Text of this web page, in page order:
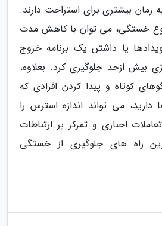
زمان بیشتری برای استراحت دارند.
نوع خستگی، می توان با کاهش مدت
یا داشتن یک برنامه خروج
بیش ازحد جلوگیری کرد. بعلاوه،
کوتاه و پیدا کردن افرادی که
دارید، می تواند اندازه استرس را
اجباری و تمرکز بر ارتباطات
راه های جلوگیری از خستگی